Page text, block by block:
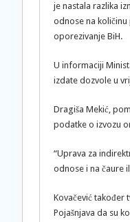
je nastala razlika
odnose na količinu
oporezivanje BiH.
U informaciji
izdate dozvole u
Dragiša Mekić,
podatke o izvozu
“Uprava za
odnose i na čaure
Kovačević također
Pojašnjava da su